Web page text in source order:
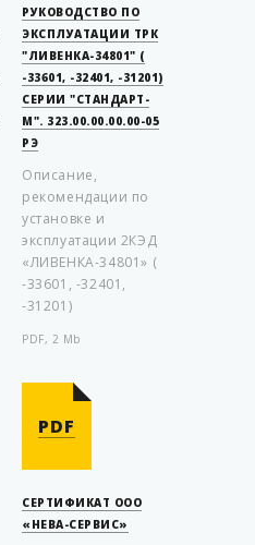
РУКОВОДСТВО ПО
ЭКСПЛУАТАЦИИ ТРК
"ЛИВЕНКА-34801" (
-33601, -32401, -31201)
СЕРИИ "СТАНДАРТ-
М". 323.00.00.00.00-05
РЭ
Описание,
рекомендации по
установке и
эксплуатации 2КЭД
«ЛИВЕНКА-34801» (
-33601, -32401,
-31201)
PDF, 2 Mb
PDF
СЕРТИФИКАТ ООО
«НЕВА-СЕРВИС»